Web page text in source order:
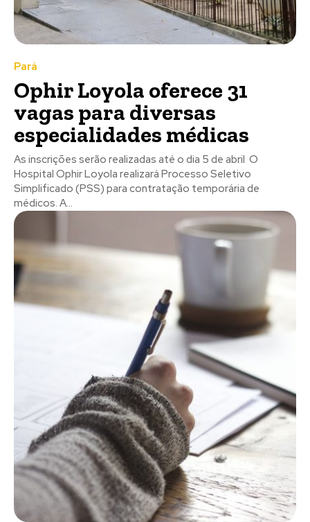
Pará
Ophir Loyola oferece 31
vagas para diversas
especialidades médicas
As inscrições serão realizadas até o dia 5 de abril O
Hospital Ophir Loyola realizará Processo Seletivo
Simplificado (PSS) para contratação temporária de
médicos. A...